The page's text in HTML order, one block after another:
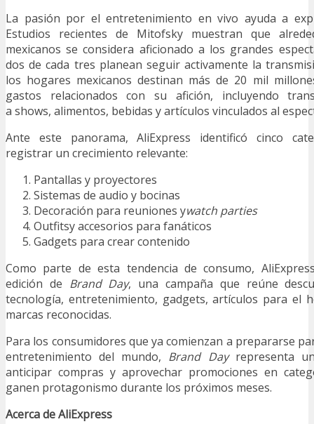
La pasión por el entretenimiento en vivo ayuda a
Estudios recientes de Mitofsky muestran que
mexicanos se considera aficionado a los grandes
dos de cada tres planean seguir activamente la
los hogares mexicanos destinan más de 20 mil
gastos relacionados con su afición, incluyendo
a shows, alimentos, bebidas y artículos vinculados al
Ante este panorama, AliExpress identificó cinco
registrar un crecimiento relevante:
Pantallas y proyectores
Sistemas de audio y bocinas
Decoración para reuniones ywatch parties
Outfitsy accesorios para fanáticos
Gadgets para crear contenido
Como parte de esta tendencia de consumo,
edición de Brand Day, una campaña que reúne
tecnología, entretenimiento, gadgets, artículos para el
marcas reconocidas.
Para los consumidores que ya comienzan a prepararse
entretenimiento del mundo, Brand Day representa
anticipar compras y aprovechar promociones en
ganen protagonismo durante los próximos meses.
Acerca de AliExpress